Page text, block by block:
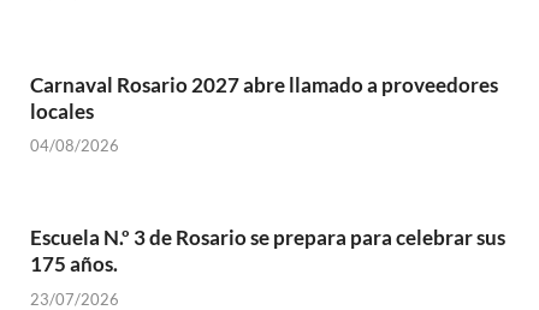
Carnaval Rosario 2027 abre llamado a proveedores
locales
04/08/2026
Escuela N.º 3 de Rosario se prepara para celebrar sus
175 años.
23/07/2026